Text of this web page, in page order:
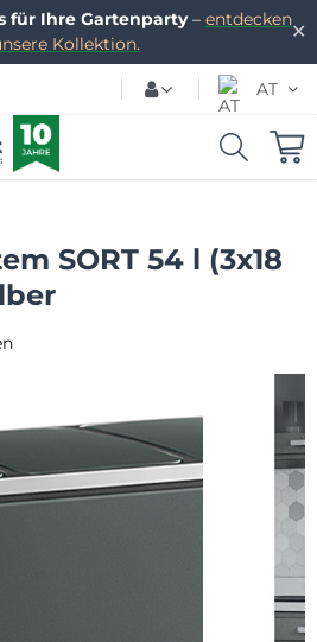
✕
für Ihre Gartenparty– entdecken
Kollektion.
AT
SORT 54 l (3x18